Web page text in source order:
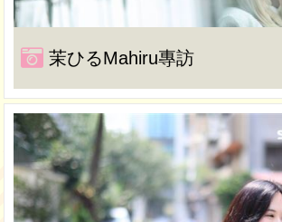
茉ひるMahiru專訪